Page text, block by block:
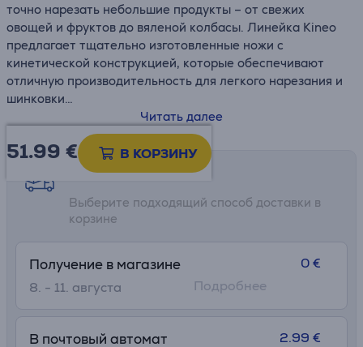
точно нарезать небольшие продукты – от свежих
овощей и фруктов до вяленой колбасы. Линейка Kineo
предлагает тщательно изготовленные ножи с
кинетической конструкцией, которые обеспечивают
отличную производительность для легкого нарезания и
шинковки
• Универсальный нож WMF Kineo – правильный выбор с
самого начала
• Благодаря оптимизированной закалке и новейшей
лазерной точности технология WMF Performance Cut
обеспечивает исключительно надежную и долговечную
режущую способность
нержавеющей стали – чрезвычайно прочное,
устойчивое к коррозии и стабильное
• Идеальный баланс и контроль благодаря уникальной
• Универсальный нож с двойным зубчатым лезвием –
Читать далее
51.99 € В КОРЗИНУ
Возможности доставки
Выберите подходящий способ доставки в
корзине
Получение в магазине
8. - 11. августа
0 €
Подробнее
В почтовый автомат 2.99 €